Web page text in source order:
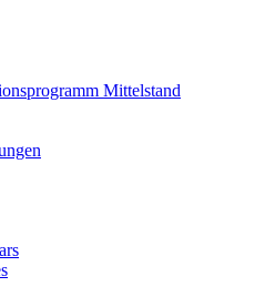
Mittelstand